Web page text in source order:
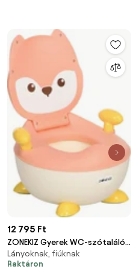
12 795 Ft
ZONEKIZ Gyerek WC-szótaláló
a Róka Mintával, Gyerek WC
Ülőke Hátpárnával,
Lányoknak, fiúknak
Raktáron